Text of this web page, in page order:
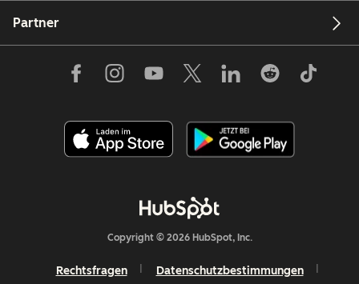
Partner
Copyright © 2026 HubSpot, Inc.
Rechtsfragen Datenschutzbestimmungen